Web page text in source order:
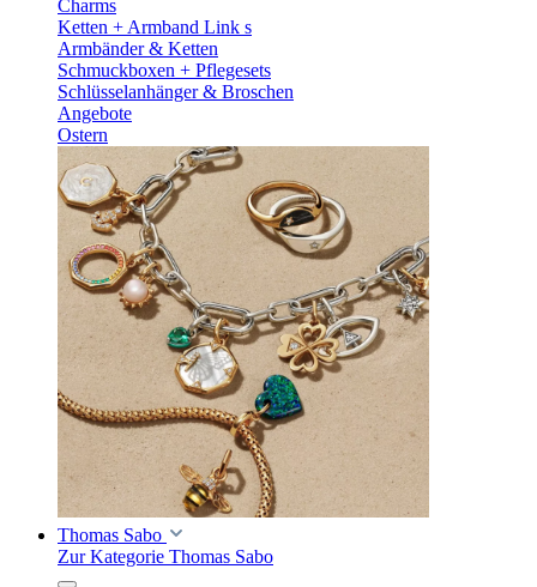
Charms
Ketten + Armband Link s
Armbänder & Ketten
Schmuckboxen + Pflegesets
Schlüsselanhänger & Broschen
Angebote
Ostern
Thomas Sabo
Zur Kategorie Thomas Sabo